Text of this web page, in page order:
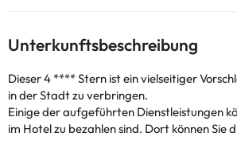
Unterkunftsbeschreibung
Dieser 4 **** Stern ist ein vielseitiger
in der Stadt zu verbringen.
Einige der aufgeführten Dienstleistungen
im Hotel zu bezahlen sind. Dort können Sie
Diese Informationen können von der